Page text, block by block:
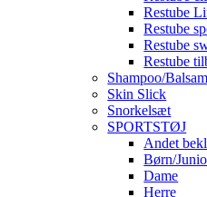
Restube
Restube
Restube
Restube
Shampoo/Balsam
Skin Slick
Snorkelsæt
SPORTSTØJ
Andet
Børn/
Dame
Herre